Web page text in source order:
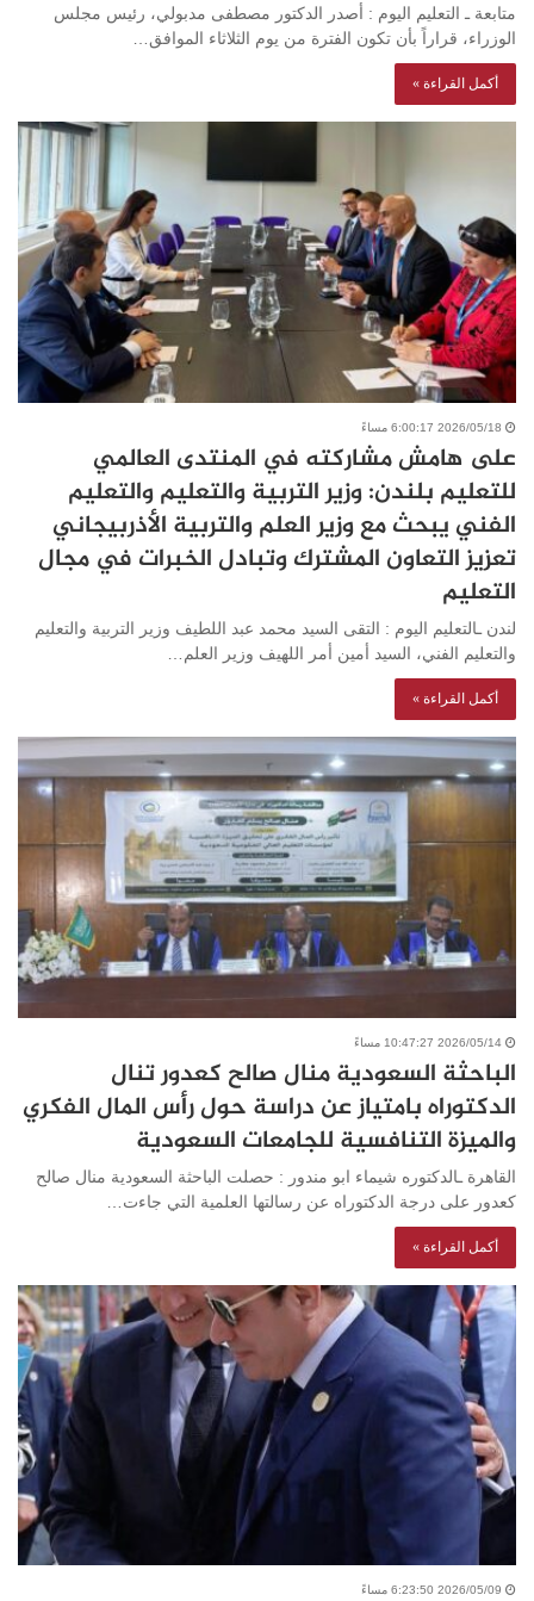
متابعة ـ التعليم اليوم : أصدر الدكتور مصطفى مدبولي، رئيس مجلس
الوزراء، قراراً بأن تكون الفترة من يوم الثلاثاء الموافق…
أكمل القراءة »
2026/05/18 6:00:17 مساءً
على هامش مشاركته في المنتدى العالمي
للتعليم بلندن: وزير التربية والتعليم والتعليم
الفني يبحث مع وزير العلم والتربية الأذربيجاني
تعزيز التعاون المشترك وتبادل الخبرات في مجال
التعليم
لندن ـالتعليم اليوم : التقى السيد محمد عبد اللطيف وزير التربية والتعليم
والتعليم الفني، السيد أمين أمر اللهيف وزير العلم…
أكمل القراءة »
2026/05/14 10:47:27 مساءً
الباحثة السعودية منال صالح كعدور تنال
الدكتوراه بامتياز عن دراسة حول رأس المال الفكري
والميزة التنافسية للجامعات السعودية
القاهرة ـالدكتوره شيماء ابو مندور : حصلت الباحثة السعودية منال صالح
كعدور على درجة الدكتوراه عن رسالتها العلمية التي جاءت…
أكمل القراءة »
2026/05/09 6:23:50 مساءً